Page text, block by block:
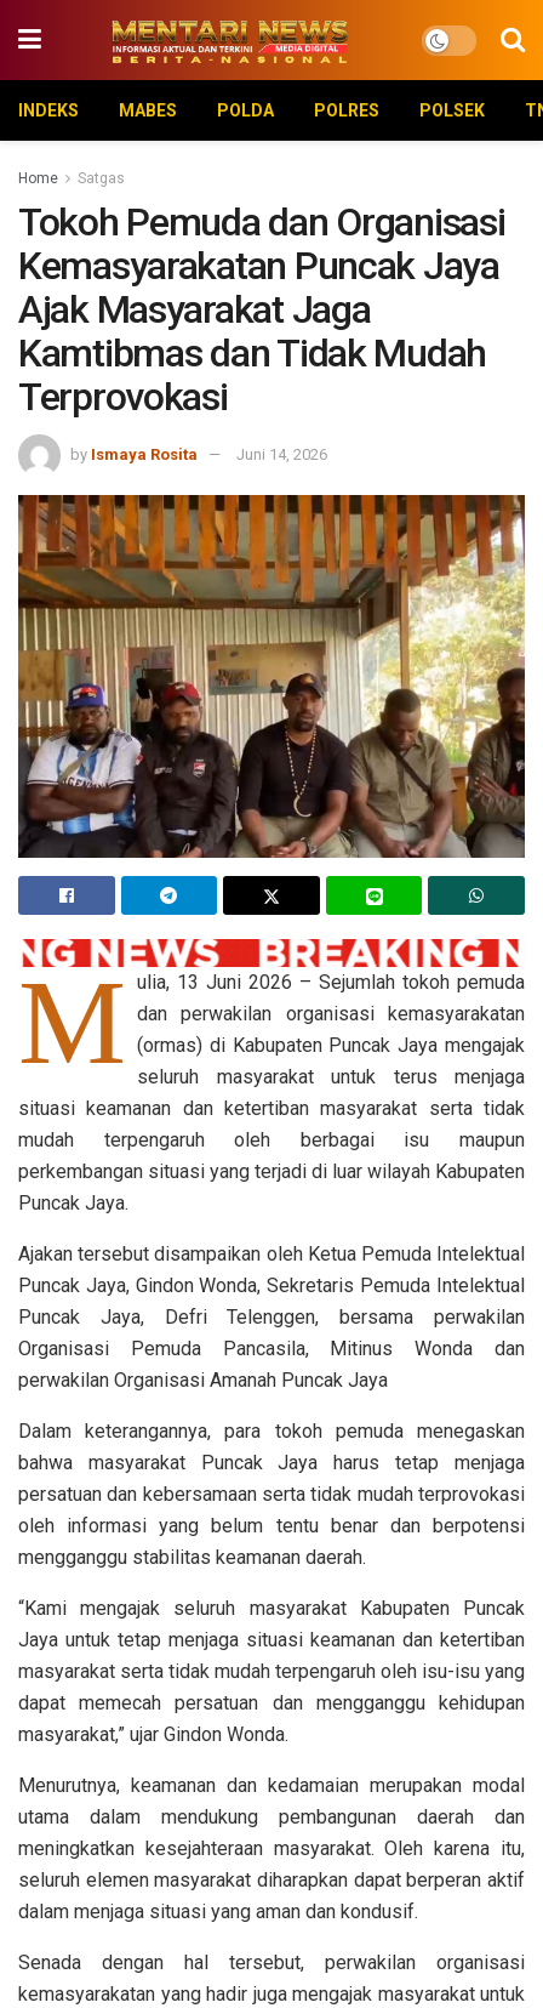
INDEKS MABES POLDA POLRES POLSEK
Home Satgas
Tokoh Pemuda dan Organisasi
Kemasyarakatan Puncak Jaya
Ajak Masyarakat Jaga
Kamtibmas dan Tidak Mudah
Terprovokasi
by Ismaya Rosita Juni 14, 2026
M
ulia, 13 Juni 2026 – Sejumlah tokoh pemuda
dan perwakilan organisasi kemasyarakatan
(ormas) di Kabupaten Puncak Jaya mengajak
seluruh masyarakat untuk terus menjaga
situasi keamanan dan ketertiban masyarakat serta tidak
mudah terpengaruh oleh berbagai isu maupun
perkembangan situasi yang terjadi di luar wilayah Kabupaten
Puncak Jaya.
Ajakan tersebut disampaikan oleh Ketua Pemuda Intelektual
Puncak Jaya, Gindon Wonda, Sekretaris Pemuda Intelektual
Puncak Jaya, Defri Telenggen, bersama perwakilan
Organisasi Pemuda Pancasila, Mitinus Wonda dan
perwakilan Organisasi Amanah Puncak Jaya
Dalam keterangannya, para tokoh pemuda menegaskan
bahwa masyarakat Puncak Jaya harus tetap menjaga
persatuan dan kebersamaan serta tidak mudah terprovokasi
oleh informasi yang belum tentu benar dan berpotensi
mengganggu stabilitas keamanan daerah.
“Kami mengajak seluruh masyarakat Kabupaten Puncak
Jaya untuk tetap menjaga situasi keamanan dan ketertiban
masyarakat serta tidak mudah terpengaruh oleh isu-isu yang
dapat memecah persatuan dan mengganggu kehidupan
masyarakat,” ujar Gindon Wonda.
Menurutnya, keamanan dan kedamaian merupakan modal
utama dalam mendukung pembangunan daerah dan
meningkatkan kesejahteraan masyarakat. Oleh karena itu,
seluruh elemen masyarakat diharapkan dapat berperan aktif
dalam menjaga situasi yang aman dan kondusif.
Senada dengan hal tersebut, perwakilan organisasi
kemasyarakatan yang hadir juga mengajak masyarakat untuk